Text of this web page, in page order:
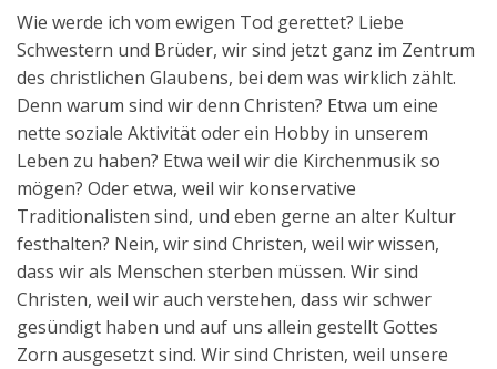
Wie werde ich vom ewigen Tod gerettet? Liebe
Schwestern und Brüder, wir sind jetzt ganz im Zentrum
des christlichen Glaubens, bei dem was wirklich zählt.
Denn warum sind wir denn Christen? Etwa um eine
nette soziale Aktivität oder ein Hobby in unserem
Leben zu haben? Etwa weil wir die Kirchenmusik so
mögen? Oder etwa, weil wir konservative
Traditionalisten sind, und eben gerne an alter Kultur
festhalten? Nein, wir sind Christen, weil wir wissen,
dass wir als Menschen sterben müssen. Wir sind
Christen, weil wir auch verstehen, dass wir schwer
gesündigt haben und auf uns allein gestellt Gottes
Zorn ausgesetzt sind. Wir sind Christen, weil unsere